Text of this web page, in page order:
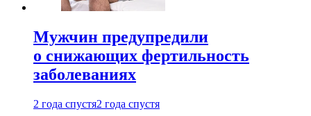
Мужчин предупредили
о снижающих фертильность
заболеваниях
2 года спустя2 года спустя